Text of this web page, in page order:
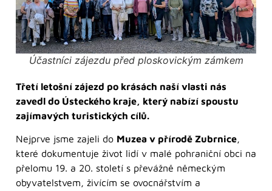
Účastníci zájezdu před ploskovickým zámkem
Třetí letošní zájezd po krásách naší vlasti nás
zavedl do Ústeckého kraje, který nabízí spoustu
zajímavých turistických cílů.
Nejprve jsme zajeli do Muzea v přírodě Zubrnice,
které dokumentuje život lidí v malé pohraniční obci na
přelomu 19. a 20. století s převážně německým
obyvatelstvem, živícím se ovocnářstvím a